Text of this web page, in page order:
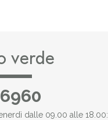
verde
dalle 09.00 alle 18.00: